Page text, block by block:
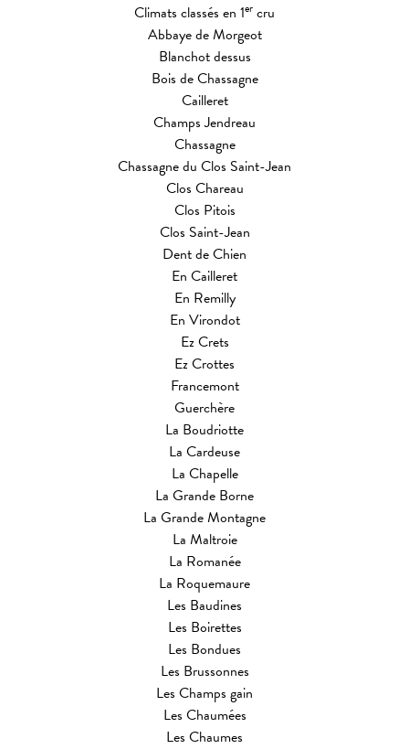
Climats classés en 1er cru
Abbaye de Morgeot
Blanchot dessus
Bois de Chassagne
Cailleret
Champs Jendreau
Chassagne
Chassagne du Clos Saint-Jean
Clos Chareau
Clos Pitois
Clos Saint-Jean
Dent de Chien
En Cailleret
En Remilly
En Virondot
Ez Crets
Ez Crottes
Francemont
Guerchère
La Boudriotte
La Cardeuse
La Chapelle
La Grande Borne
La Grande Montagne
La Maltroie
La Romanée
La Roquemaure
Les Baudines
Les Boirettes
Les Bondues
Les Brussonnes
Les Champs gain
Les Chaumées
Les Chaumes